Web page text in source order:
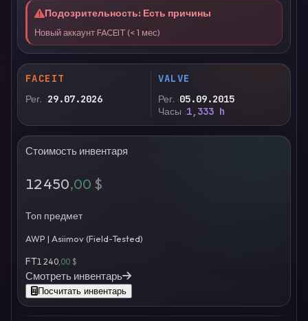
Подозрительность: Есть причины
Новый аккаунт FACEIT (< 1 мес)
FACEIT
Рег. 29.07.2026
VALVE
Рег. 05.09.2015
Часы 1,333 h
Стоимость инвентаря
12 450,00 $
Топ предмет
AWP | Asiimov (Field-Tested)
FT1 240 ,00 $
Смотреть инвентарь
Посчитать инвентарь